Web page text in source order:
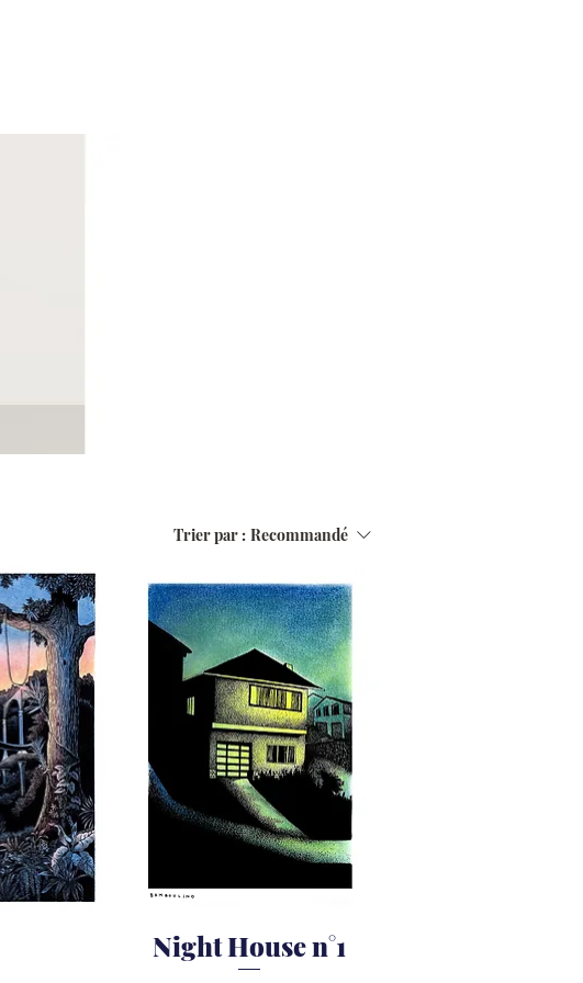
Trier par : Recommandé
Night House n°1